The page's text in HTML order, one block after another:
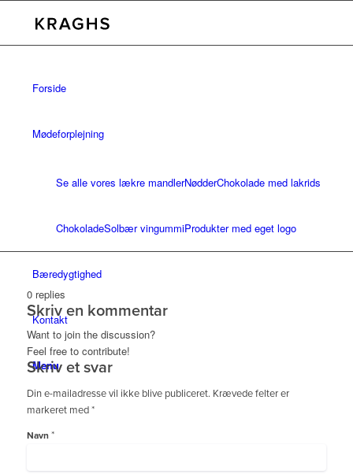
Forside
Mødeforplejning
Se alle vores lækre mandlerNødderChokolade med lakrids
ChokoladeSolbær vingummiProdukter med eget logo
Bæredygtighed
Kontakt
Menu
0 replies
Skriv en kommentar
Want to join the discussion?
Feel free to contribute!
Skriv et svar
Din e-mailadresse vil ikke blive publiceret. Krævede felter er
markeret med*
Navn *